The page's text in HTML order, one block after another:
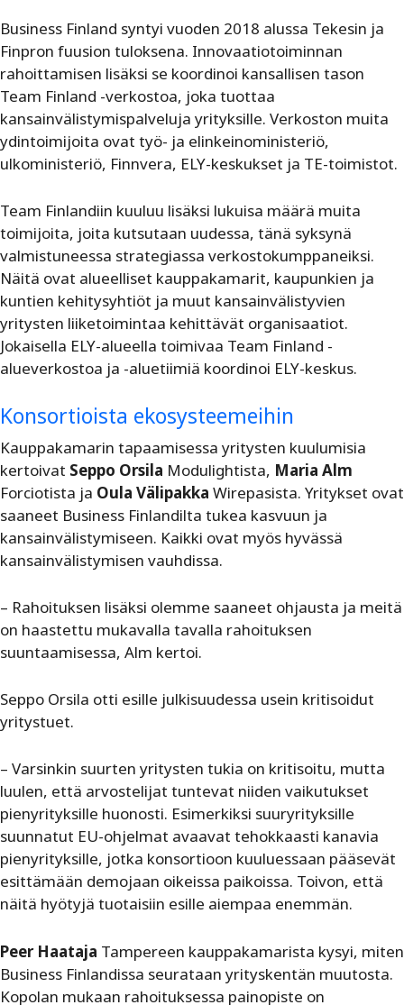
Business Finland syntyi vuoden 2018 alussa Tekesin ja
Finpron fuusion tuloksena. Innovaatiotoiminnan
rahoittamisen lisäksi se koordinoi kansallisen tason
Team Finland -verkostoa, joka tuottaa
kansainvälistymispalveluja yrityksille. Verkoston muita
ydintoimijoita ovat työ- ja elinkeinoministeriö,
ulkoministeriö, Finnvera, ELY-keskukset ja TE-toimistot.
Team Finlandiin kuuluu lisäksi lukuisa määrä muita
toimijoita, joita kutsutaan uudessa, tänä syksynä
valmistuneessa strategiassa verkostokumppaneiksi.
Näitä ovat alueelliset kauppakamarit, kaupunkien ja
kuntien kehitysyhtiöt ja muut kansainvälistyvien
yritysten liiketoimintaa kehittävät organisaatiot.
Jokaisella ELY-alueella toimivaa Team Finland -
alueverkostoa ja -aluetiimiä koordinoi ELY-keskus.
Konsortioista ekosysteemeihin
Kauppakamarin tapaamisessa yritysten kuulumisia
kertoivat Seppo Orsila Modulightista, Maria Alm
Forciotista ja Oula Välipakka Wirepasista. Yritykset ovat
saaneet Business Finlandilta tukea kasvuun ja
kansainvälistymiseen. Kaikki ovat myös hyvässä
kansainvälistymisen vauhdissa.
– Rahoituksen lisäksi olemme saaneet ohjausta ja meitä
on haastettu mukavalla tavalla rahoituksen
suuntaamisessa, Alm kertoi.
Seppo Orsila otti esille julkisuudessa usein kritisoidut
yritystuet.
– Varsinkin suurten yritysten tukia on kritisoitu, mutta
luulen, että arvostelijat tuntevat niiden vaikutukset
pienyrityksille huonosti. Esimerkiksi suuryrityksille
suunnatut EU-ohjelmat avaavat tehokkaasti kanavia
pienyrityksille, jotka konsortioon kuuluessaan pääsevät
esittämään demojaan oikeissa paikoissa. Toivon, että
näitä hyötyjä tuotaisiin esille aiempaa enemmän.
Peer Haataja Tampereen kauppakamarista kysyi, miten
Business Finlandissa seurataan yrityskentän muutosta.
Kopolan mukaan rahoituksessa painopiste on